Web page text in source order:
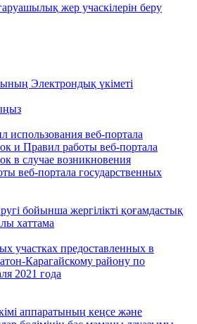
жер учаскілерін беру
Электрондық үкіметі
веб-портала
и Правил работы веб-портала
в случае возникновения
веб-портала государственных
бойынша жергілікті қоғамдастық
хаттама
участках предоставленных в
Карагайскому району по
2021 года
аппаратының кеңсе және